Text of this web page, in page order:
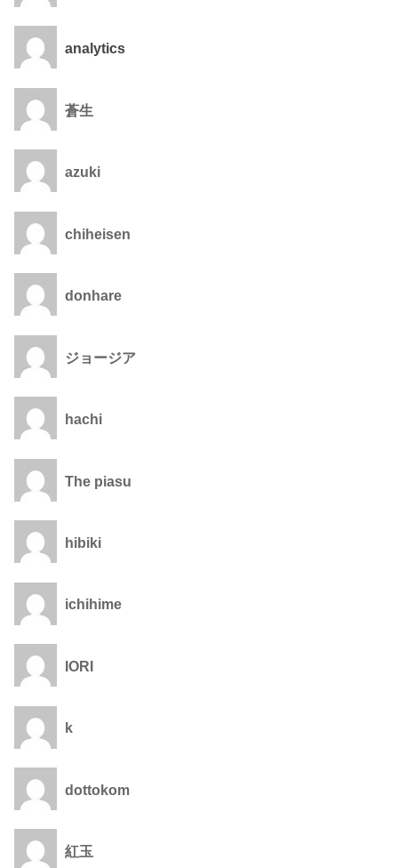
analytics
蒼生
azuki
chiheisen
donhare
ジョージア
hachi
The piasu
hibiki
ichihime
IORI
k
dottokom
紅玉